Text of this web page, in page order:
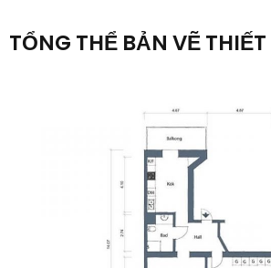
TỔNG THỂ BẢN VẼ